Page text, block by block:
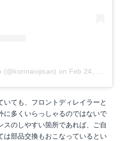
(@korinaiojisan) on Feb 24, 2018 at 1:41pm PST
いても、フロントディレイラーと
に多くいらっしゃるのではないで
スのしやすい箇所であれば、ご自
は部品交換もおこなっているとい